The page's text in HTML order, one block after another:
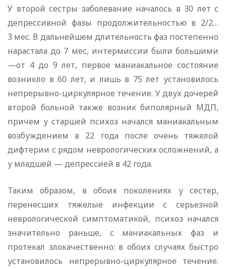
У второй сестры заболевание началось в 30 лет с
депрессивной фазы продолжительностью в 2/2…
3 мес. В дальнейшем длительность фаз постепенно
нарастала до 7 мес, интермиссии были большими
—от 4 до 9 лет, первое маниакальное состояние
возникло в 60 лет, и лишь в 75 лет установилось
непрерывно-циркулярное течение. У двух дочерей
второй больной также возник биполярный МДП,
причем у старшей психоз начался маниакальным
возбуждением в 22 года после очень тяжелой
дифтерии с рядом неврологических осложнений, а
у младшей — депрессией в 42 года.
Таким образом, в обоих поколениях у сестер,
перенесших тяжелые инфекции с серьезной
неврологической симптоматикой, психоз начался
значительно раньше, с маниакальных фаз и
протекал злокачественно: в обоих случаях быстро
установилось непрерывно-циркулярное течение.